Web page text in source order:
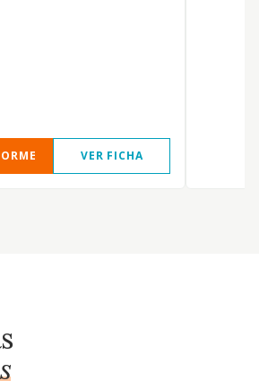
VER FICHA